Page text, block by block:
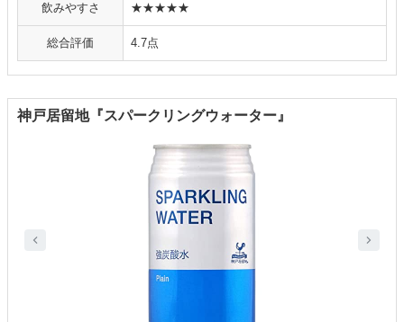
飲みやすさ ★★★★★
総合評価 4.7点
神戸居留地『スパークリングウォーター』